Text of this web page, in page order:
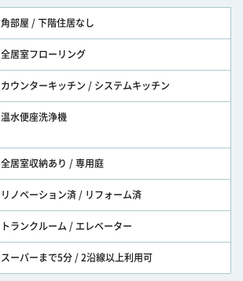
角部屋 / 下階住居なし
全居室フローリング
カウンターキッチン / システムキッチン
温水便座洗浄機
全居室収納あり / 専用庭
リノベーション済 / リフォーム済
トランクルーム / エレベーター
スーパーまで5分 / 2沿線以上利用可